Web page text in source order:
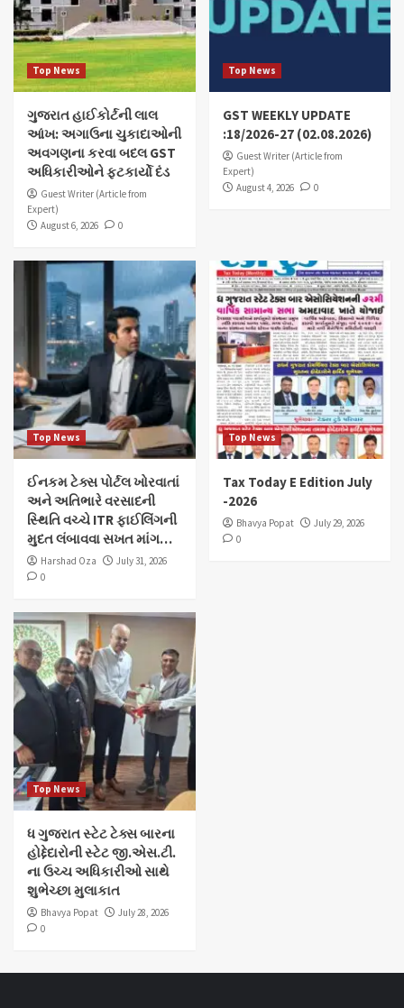
Top News
ગુજરાત હાઈકોર્ટની લાલ
આંખ: અગાઉના ચુકાદાઓની
અવગણના કરવા બદલ GST
અધિકારીઓને ફટકાર્યો દંડ
Guest Writer (Article from
Expert)
August 6, 2026
0
Top News
GST WEEKLY UPDATE
:18/2026-27 (02.08.2026)
Guest Writer (Article from
Expert)
August 4, 2026
0
Top News
ઈનકમ ટેક્સ પોર્ટલ ખોરવાતાં
અને અતિભારે વરસાદની
સ્થિતિ વચ્ચે ITR ફાઈલિંગની
મુદત લંબાવવા સખત માંગ…
Harshad Oza
July 31, 2026
0
Top News
Tax Today E Edition July
-2026
Bhavya Popat
July 29, 2026
0
Top News
ધ ગુજરાત સ્ટેટ ટેક્સ બારના
હોદ્દેદારોની સ્ટેટ જી.એસ.ટી.
ના ઉચ્ચ અધિકારીઓ સાથે
શુભેચ્છા મુલાકાત
Bhavya Popat
July 28, 2026
0